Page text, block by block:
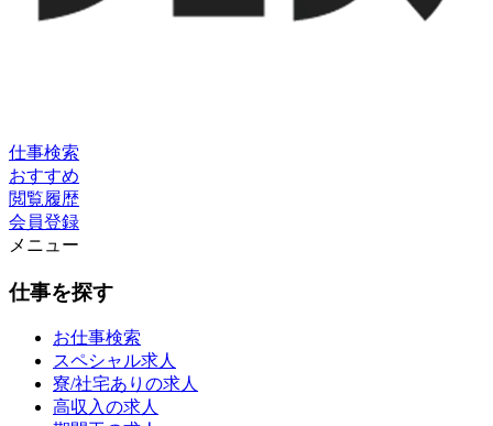
仕事検索
おすすめ
閲覧履歴
会員登録
メニュー
仕事を探す
お仕事検索
スペシャル求人
寮/社宅ありの求人
高収入の求人